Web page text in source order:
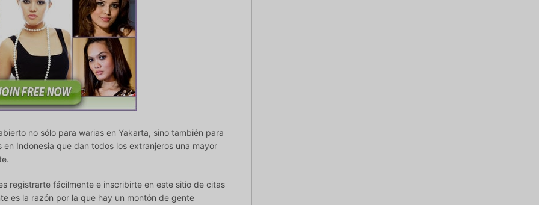
no sólo para warias en Yakarta, sino también para
Indonesia que dan todos los extranjeros una mayor
registrarte fácilmente e inscribirte en este sitio de citas
es la razón por la que hay un montón de gente